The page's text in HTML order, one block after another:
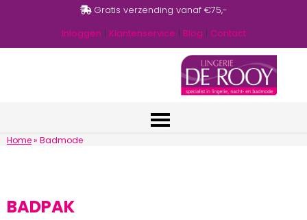
Gratis verzending vanaf €75,-
Inloggen | Klantenservice | Blog | Contact
Home» Badmode
BADPAK